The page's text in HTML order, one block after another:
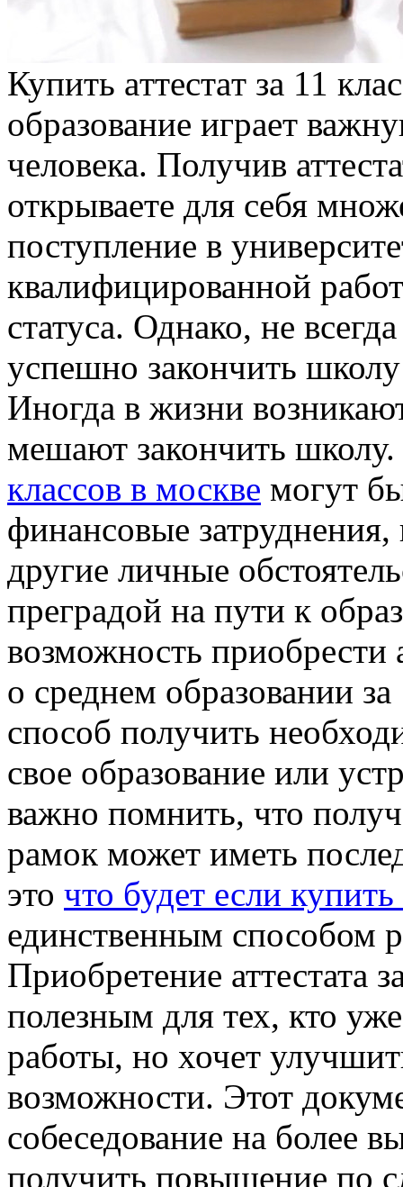
Купить aттeстaт зa 11
образование играет
человека. Получив
открываете для себя
поступление в
квалифицированной
статуса. Однако, не
успешно закончить
Иногда в жизни
мешают закончить
классов в москве могут
финансовые
другие личные
преградой на пути к
возможность приобрести
о среднем образовании
способ получить
свое образование или
важно помнить, что
рамок может иметь
это что будет если купить
единственным способом
Приобретение аттестата
полезным для тех, кто
работы, но хочет
возможности. Этот
собеседование на более
получить повышение по